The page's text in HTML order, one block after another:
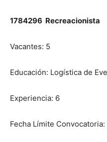
1784296 Recreacionista
Vacantes: 5
Educación: Logística de
Experiencia: 6
Fecha Límite